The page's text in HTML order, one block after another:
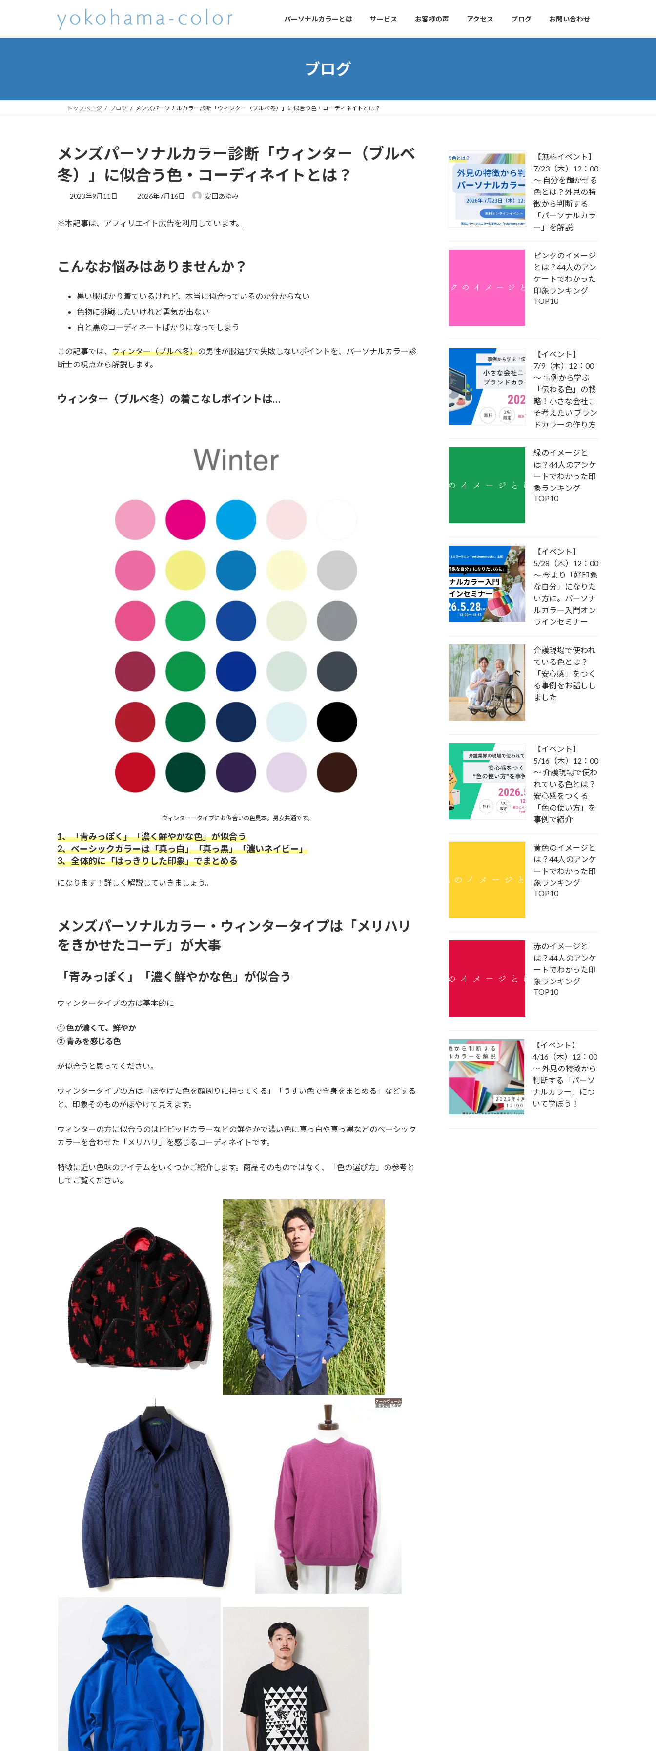
ン
ッ
ー
移
パーソナルカラーとは サービス お客様の声 アクセス ブログ お問い合わせ
ブログ
トップページ ブログ メンズパーソナルカラー診断「ウィンター（ブルベ冬）」に似合う色・コーディネイトとは？
メンズパーソナルカラー診断「ウィンター（ブルベ
冬）」に似合う色・コーディネイトとは？
2023年9月11日
最
新
2026年7月16日 安田あゆみ
※本記事は、アフィリエイト広告を利用しています。
こんなお悩みはありませんか？
黒い服ばかり着ているけれど、本当に似合っているのか分からない
色物に挑戦したいけれど勇気が出ない
白と黒のコーディネートばかりになってしまう
この記事では、 ウィンター（ブルベ冬）の男性が服選びで失敗しないポイントを、パーソナルカラー診
断士の視点から解説します。
ウィンター（ブルベ冬）の着こなしポイントは…
ウィンターータイプにお似合いの色見本。男女共通です。
1、「青みっぽく」「濃く鮮やかな色」が似合う
2、ベーシックカラーは「真っ白」「真っ黒」「濃いネイビー」
3、全体的に「はっきりした印象」でまとめる
になります！詳しく解説していきましょう。
メンズパーソナルカラー・ウィンタータイプは「メリハリ
をきかせたコーデ」が大事
「青みっぽく」「濃く鮮やかな色」が似合う
ウィンタータイプの方は基本的に
① 色が濃くて、鮮やか
② 青みを感じる色
が似合うと思ってください。
ウィンタータイプの方は「ぼやけた色を顔周りに持ってくる」「うすい色で全身をまとめる」などする
と、印象そのものがぼやけて見えます。
ウィンターの方に似合うのはビビッドカラーなどの鮮やかで濃い色に真っ白や真っ黒などのベーシック
カラーを合わせた「メリハリ」を感じるコーディネイトです。
特徴に近い色味のアイテムをいくつかご紹介します。商品そのものではなく、「色の選び方」の参考と
してご覧ください。
【無料イベント】
7/23（木）12：00
～ 自分を輝かせる
色とは？外見の特
徴から判断する
「パーソナルカラ
ー」を解説
ピンクのイメージ
とは？44人のアン
ケートでわかった
印象ランキング
TOP10
【イベント】
7/9（木）12：00
～ 事例から学ぶ
「伝わる色」の戦
略！小さな会社こ
そ考えたい ブラン
ドカラーの作り方
緑のイメージと
は？44人のアンケ
ートでわかった印
象ランキング
TOP10
【イベント】
5/28（木）12：00
～ 今より「好印象
な自分」になりた
い方に。パーソナ
ルカラー入門オン
ラインセミナー
介護現場で使われ
ている色とは？
「安心感」をつく
る事例をお話しし
ました
【イベント】
5/16（木）12：00
～ 介護現場で使わ
れている色とは？
安心感をつくる
「色の使い方」を
事例で紹介
黄色のイメージと
は？44人のアンケ
ートでわかった印
象ランキング
TOP10
赤のイメージと
は？44人のアンケ
ートでわかった印
象ランキング
TOP10
【イベント】
4/16（木）12：00
～ 外見の特徴から
判断する「パーソ
ナルカラー」につ
いて学ぼう！